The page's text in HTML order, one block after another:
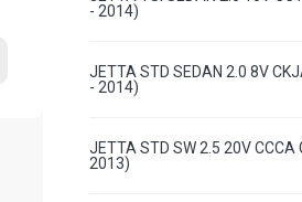
- 2014)
JETTA STD SEDAN 2.0 8V
- 2014)
JETTA STD SW 2.5 20V CCCA
2013)